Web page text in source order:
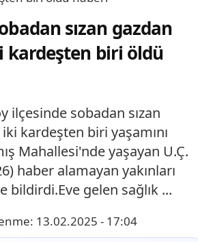
sızan gazdan
kardeşten biri öldü
ilçesinde sobadan sızan
kardeşten biri yaşamını
Mahallesi'nde yaşayan U.Ç.
haber alamayan yakınları
gelen sağlık ...
13.02.2025 - 17:04